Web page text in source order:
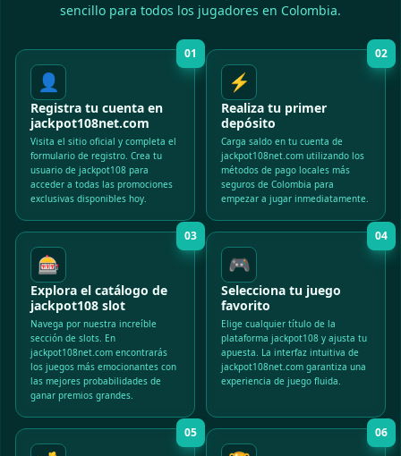
sencillo para todos los jugadores en Colombia.
01
👤
Registra tu cuenta en
jackpot108net.com
Visita el sitio oficial y completa el
formulario de registro. Crea tu
usuario de jackpot108 para
acceder a todas las promociones
exclusivas disponibles hoy.
02
⚡
Realiza tu primer
depósito
Carga saldo en tu cuenta de
jackpot108net.com utilizando los
métodos de pago locales más
seguros de Colombia para
empezar a jugar inmediatamente.
03
🎰
Explora el catálogo de
jackpot108 slot
Navega por nuestra increíble
sección de slots. En
jackpot108net.com encontrarás
los juegos más emocionantes con
las mejores probabilidades de
ganar premios grandes.
04
🎮
Selecciona tu juego
favorito
Elige cualquier título de la
plataforma jackpot108 y ajusta tu
apuesta. La interfaz intuitiva de
jackpot108net.com garantiza una
experiencia de juego fluida.
05 06